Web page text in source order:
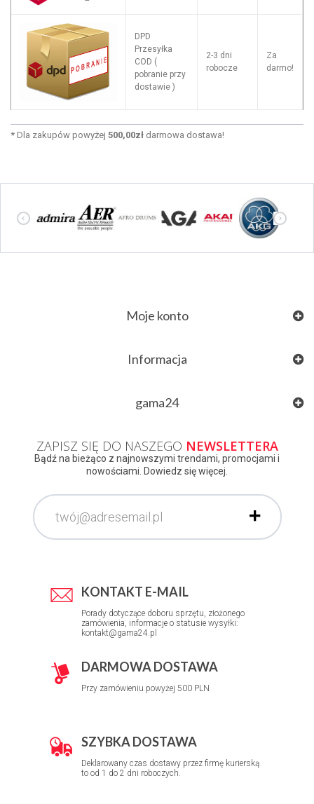
DPD
Przesyłka
COD (
pobranie przy
dostawie )
2-3 dni
robocze
Za
darmo!
* Dla zakupów powyżej 500,00zł darmowa dostawa!
Moje konto
Informacja
gama24
ZAPISZ SIĘ DO NASZEGO NEWSLETTERA
Bądź na bieżąco z najnowszymi trendami, promocjami i
nowościami. Dowiedz się więcej.
KONTAKT E-MAIL
Porady dotyczące doboru sprzętu, złożonego
zamówienia, informacje o statusie wysyłki:
kontakt@gama24.pl
DARMOWA DOSTAWA
Przy zamówieniu powyżej 500 PLN
SZYBKA DOSTAWA
Deklarowany czas dostawy przez firmę kurierską
to od 1 do 2 dni roboczych.